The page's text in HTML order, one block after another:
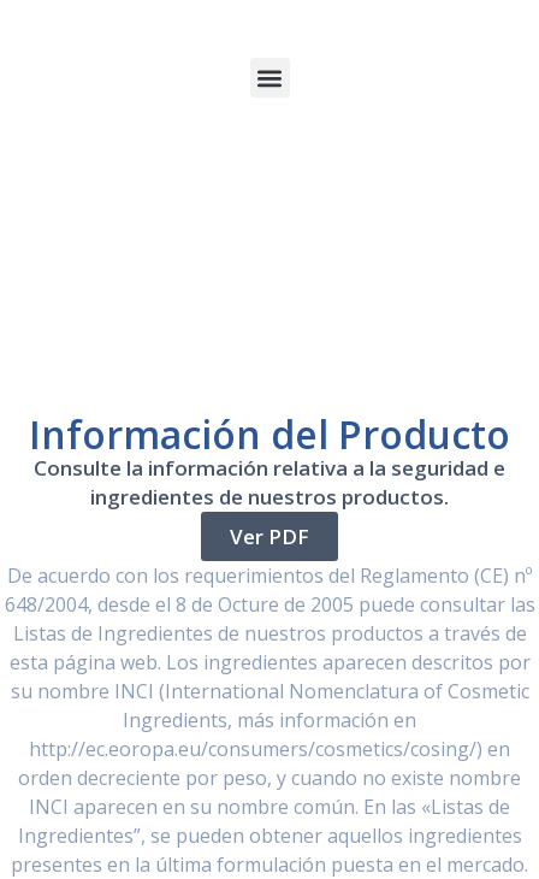
Información del Producto
Consulte la información relativa a la seguridad e
ingredientes de nuestros productos.
Ver PDF
De acuerdo con los requerimientos del Reglamento (CE) nº
648/2004, desde el 8 de Octure de 2005 puede consultar las
Listas de Ingredientes de nuestros productos a través de
esta página web. Los ingredientes aparecen descritos por
su nombre INCI (International Nomenclatura of Cosmetic
Ingredients, más información en
http://ec.eoropa.eu/consumers/cosmetics/cosing/) en
orden decreciente por peso, y cuando no existe nombre
INCI aparecen en su nombre común. En las «Listas de
Ingredientes”, se pueden obtener aquellos ingredientes
presentes en la última formulación puesta en el mercado.